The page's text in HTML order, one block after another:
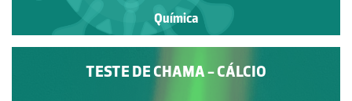
Química
TESTE DE CHAMA - CÁLCIO